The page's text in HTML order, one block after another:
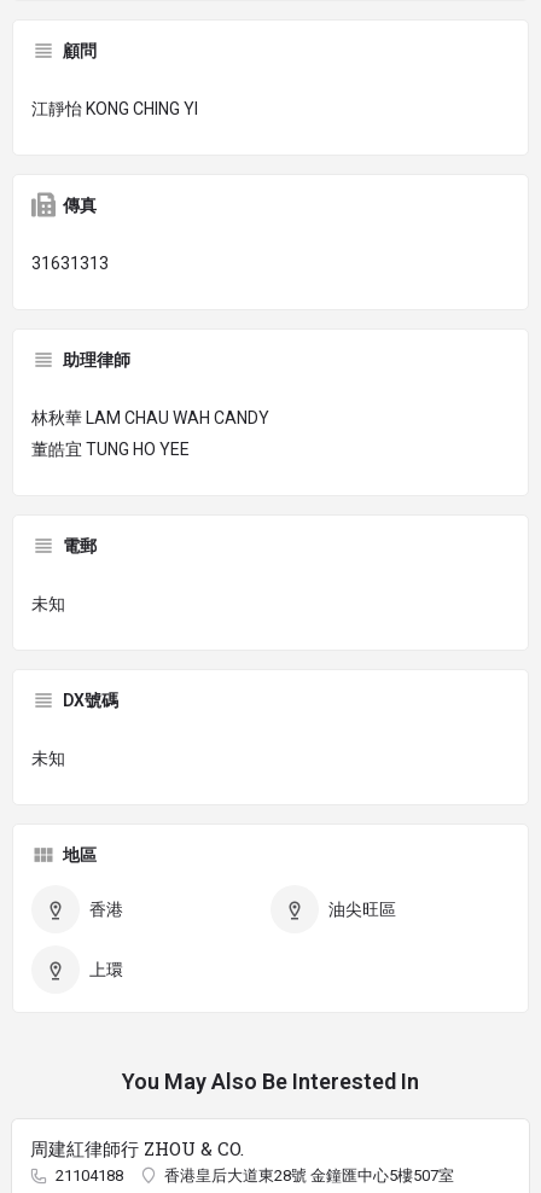
顧問
江靜怡 KONG CHING YI
傳真
31631313
助理律師
林秋華 LAM CHAU WAH CANDY
董皓宜 TUNG HO YEE
電郵
未知
DX號碼
未知
地區
香港 油尖旺區
上環
You May Also Be Interested In
周建紅律師行 ZHOU & CO.
21104188 香港皇后大道東28號 金鐘匯中心5樓507室